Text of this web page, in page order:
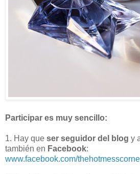
Participar es muy sencillo:
1. Hay que ser seguidor del blog y
también en Facebook:
www.facebook.com/